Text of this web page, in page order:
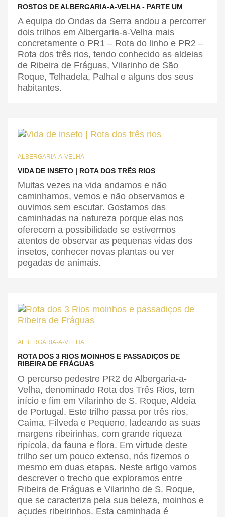
ROSTOS DE ALBERGARIA-A-VELHA - PARTE UM
A equipa do Ondas da Serra andou a percorrer
dois trilhos em Albergaria-a-Velha mais
concretamente o PR1 – Rota do linho e PR2 –
Rota dos três rios, tendo conhecido as aldeias
de Ribeira de Fráguas, Vilarinho de São
Roque, Telhadela, Palhal e alguns dos seus
habitantes.
ALBERGARIA-A-VELHA
VIDA DE INSETO | ROTA DOS TRÊS RIOS
Muitas vezes na vida andamos e não
caminhamos, vemos e não observamos e
ouvimos sem escutar. Gostamos das
caminhadas na natureza porque elas nos
oferecem a possibilidade se estivermos
atentos de observar as pequenas vidas dos
insetos, conhecer novas plantas ou ver
pegadas de animais.
ALBERGARIA-A-VELHA
ROTA DOS 3 RIOS MOINHOS E PASSADIÇOS DE
RIBEIRA DE FRÁGUAS
O percurso pedestre PR2 de Albergaria-a-
Velha, denominado Rota dos Três Rios, tem
início e fim em Vilarinho de S. Roque, Aldeia
de Portugal. Este trilho passa por três rios,
Caima, Fílveda e Pequeno, ladeando as suas
margens ribeirinhas, com grande riqueza
ripícola, da fauna e flora. Em virtude deste
trilho ser um pouco extenso, nós fizemos o
mesmo em duas etapas. Neste artigo vamos
descrever o trecho que exploramos entre
Ribeira de Fráguas e Vilarinho de S. Roque,
que se caracteriza pela sua beleza, moinhos e
açudes ribeirinhos. Esta caminhada é